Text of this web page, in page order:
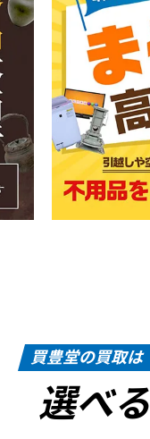
買豊堂の買取は
選べる